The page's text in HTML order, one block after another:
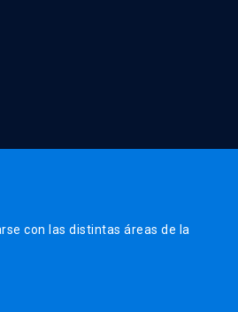
con las distintas áreas de la